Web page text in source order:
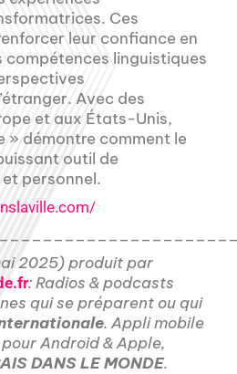
Ces
leur confiance en
compétences linguistiques
Avec des
et aux États-Unis,
» démontre comment le
outil de
personnel.
2025) produit par
: Radios & podcasts
qui se préparent ou qui
. Appli mobile
Android & Apple,
DANS LE MONDE.